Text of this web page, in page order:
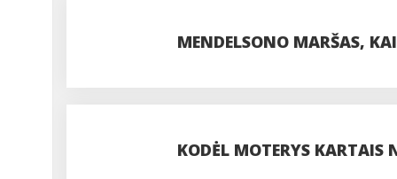
MENDELSONO MARŠAS,
KODĖL MOTERYS KARTAIS